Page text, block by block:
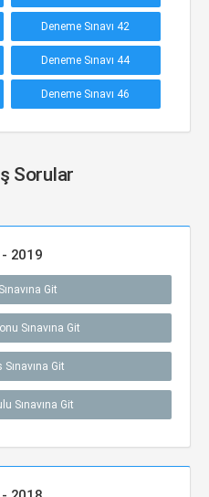
Deneme Sınavı 42
Deneme Sınavı 44
Deneme Sınavı 46
Sorular
2019
Git
Sınavına Git
Sınavına Git
Sınavına Git